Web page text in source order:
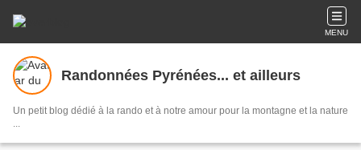
MENU
Randonnées Pyrénées... et ailleurs
Un petit blog dédié à la rando et à notre amour pour la montagne et la nature
...